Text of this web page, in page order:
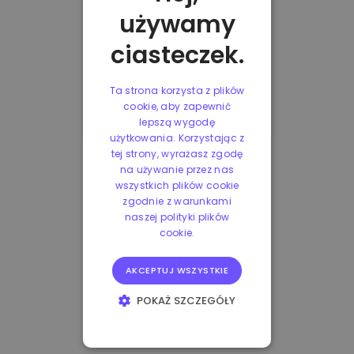
używamy
ciasteczek.
Ta strona korzysta z plików
cookie, aby zapewnić
lepszą wygodę
użytkowania. Korzystając z
tej strony, wyrażasz zgodę
na używanie przez nas
wszystkich plików cookie
zgodnie z warunkami
naszej polityki plików
cookie.
AKCEPTUJ WSZYSTKIE
POKAŻ SZCZEGÓŁY